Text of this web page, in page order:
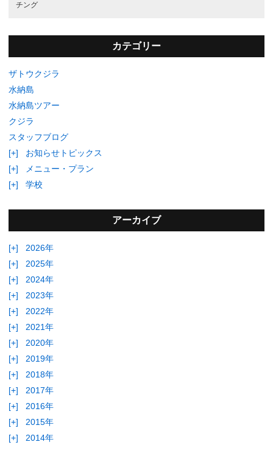
チング
カテゴリー
ザトウクジラ
水納島
水納島ツアー
クジラ
スタッフブログ
[+]
お知らせトピックス
[+]
メニュー・プラン
[+]
学校
アーカイブ
[+]
2026年
[+]
2025年
[+]
2024年
[+]
2023年
[+]
2022年
[+]
2021年
[+]
2020年
[+]
2019年
[+]
2018年
[+]
2017年
[+]
2016年
[+]
2015年
[+]
2014年